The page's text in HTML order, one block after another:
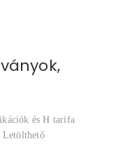
és H tarifa
Letölthető